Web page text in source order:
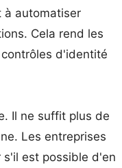
à automatiser
Cela rend les
d'identité
Il ne suffit plus de
Les entreprises
est possible d'en